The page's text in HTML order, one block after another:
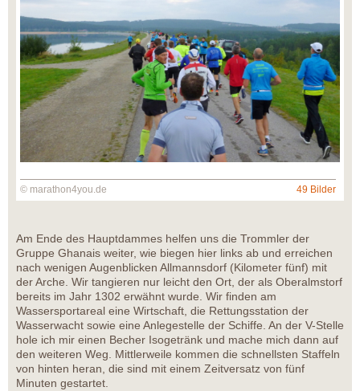
© marathon4you.de 49 Bilder
Am Ende des Hauptdammes helfen uns die Trommler der
Gruppe Ghanais weiter, wie biegen hier links ab und erreichen
nach wenigen Augenblicken Allmannsdorf (Kilometer fünf) mit
der Arche. Wir tangieren nur leicht den Ort, der als Oberalmstorf
bereits im Jahr 1302 erwähnt wurde. Wir finden am
Wassersportareal eine Wirtschaft, die Rettungsstation der
Wasserwacht sowie eine Anlegestelle der Schiffe. An der V-Stelle
hole ich mir einen Becher Isogetränk und mache mich dann auf
den weiteren Weg. Mittlerweile kommen die schnellsten Staffeln
von hinten heran, die sind mit einem Zeitversatz von fünf
Minuten gestartet.